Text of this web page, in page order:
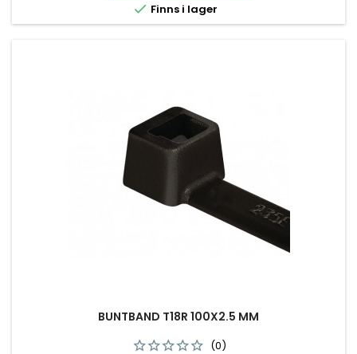
 Finns i lager
BUNTBAND T18R 100X2.5 MM
(0)